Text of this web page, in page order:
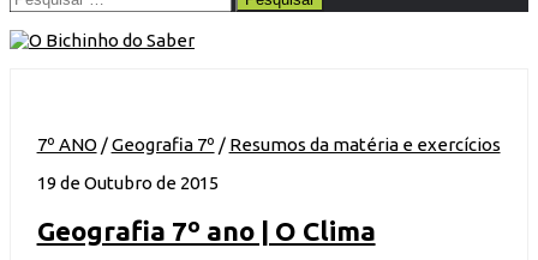
por:
7º ANO /Geografia 7º / Resumos da matéria e exercícios
19 de Outubro de 2015
Geografia 7º ano | O Clima